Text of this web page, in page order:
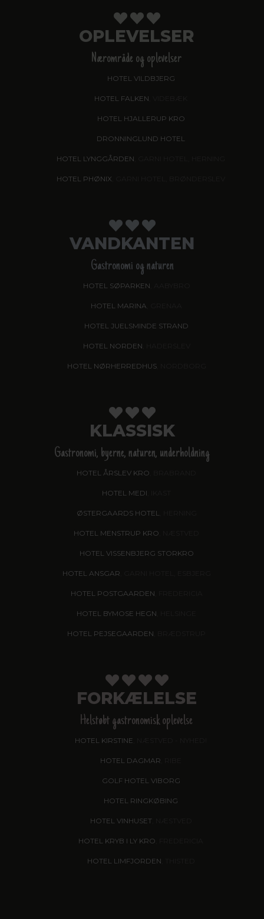
OPLEVELSER
Nærområde og oplevelser
HOTEL VILDBJERG
HOTEL FALKEN
HOTEL HJALLERUP KRO
DRONNINGLUND HOTEL
HOTEL LYNGGÅRDEN
HOTEL PHØNIX
VANDKANTEN
Gastronomi og naturen
HOTEL SØPARKEN
HOTEL MARINA
HOTEL JUELSMINDE STRAND
HOTEL NORDEN
HOTEL NØRHERREDHUS, NORDBORG
KLASSISK
Gastronomi, byerne, naturen, underholdning
HOTEL ÅRSLEV KRO
HOTEL MEDI
ØSTERGAARDS HOTEL, HERNING
HOTEL MENSTRUP KRO
HOTEL VISSENBJERG STORKRO
HOTEL ANSGAR
HOTEL POSTGAARDEN
HOTEL BYMOSE HEGN
HOTEL PEJSEGAARDEN
FORKÆLELSE
Helstøbt gastronomisk oplevelse
HOTEL KIRSTINE
HOTEL DAGMAR
GOLF HOTEL VIBORG
HOTEL RINGKØBING
HOTEL VINHUSET, NÆSTVED
HOTEL KRYB I LY KRO
HOTEL LIMFJORDEN